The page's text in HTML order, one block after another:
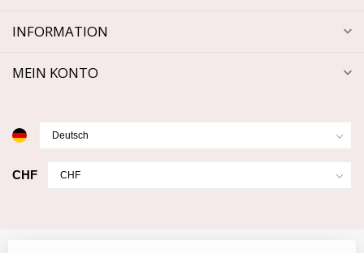
INFORMATION
MEIN KONTO
CHF